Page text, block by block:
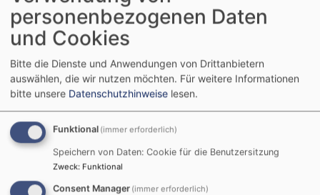
Breadcrumb
Startseite Kirchengemeinden
Kirchengemeinden
Die Kirchengemeinden Rügland und Unternbibert
−
personenbezogenen Daten
und Cookies
Bitte die Dienste und Anwendungen von Drittanbietern
auswählen, die wir nutzen möchten. Für weitere Informationen
bitte unsere Datenschutzhinweise lesen.
Funktional (immer erforderlich)
Speichern von Daten: Cookie für die Benutzersitzung
Zweck: Funktional
Consent Manager (immer erforderlich)